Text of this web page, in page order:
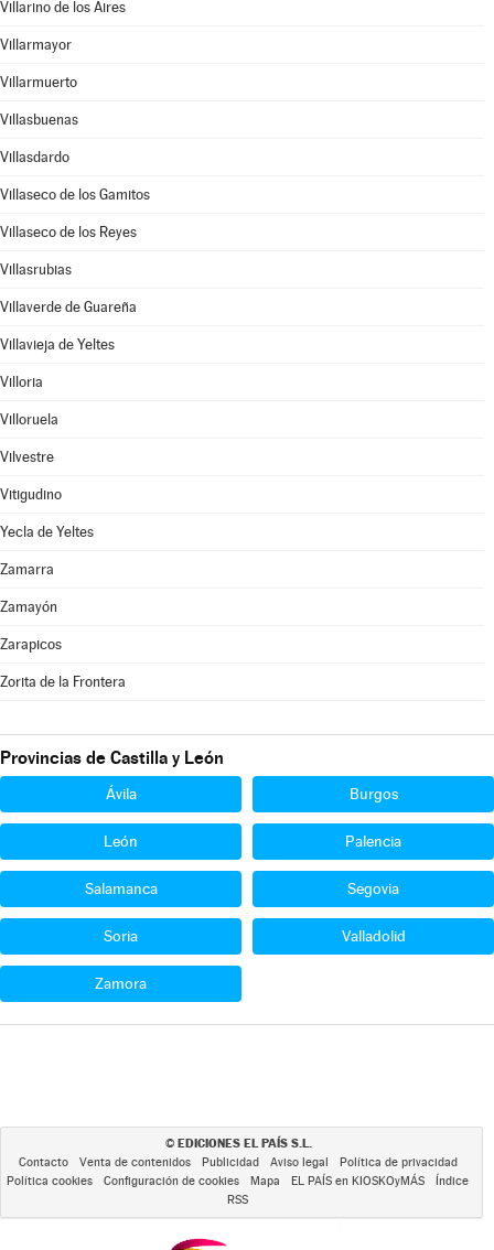
Villarino de los Aires
Villarmayor
Villarmuerto
Villasbuenas
Villasdardo
Villaseco de los Gamitos
Villaseco de los Reyes
Villasrubias
Villaverde de Guareña
Villavieja de Yeltes
Villoria
Villoruela
Vilvestre
Vitigudino
Yecla de Yeltes
Zamarra
Zamayón
Zarapicos
Zorita de la Frontera
Provincias de Castilla y León
Ávila Burgos
León Palencia
Salamanca Segovia
Soria Valladolid
Zamora
© EDICIONES EL PAÍS S.L.
Contacto Venta de contenidos Publicidad Aviso legal
Política de privacidad
Política cookies
Configuración de cookies Mapa EL PAÍS en KIOSKOyMÁS
Índice
RSS